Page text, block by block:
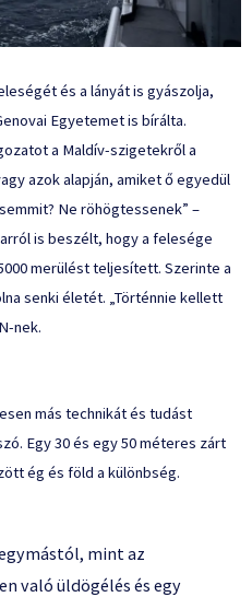
és a lányát is gyászolja,
Egyetemet is bírálta.
a Maldív-szigetekről a
azok alapján, amiket ő egyedül
Ne röhögtessenek” –
arról is beszélt, hogy a felesége
merülést teljesített. Szerinte a
senki életét. „Történnie kellett
nek.
más technikát és tudást
Egy 30 és egy 50 méteres zárt
ég és föld a különbség.
mint az
való üldögélés és egy